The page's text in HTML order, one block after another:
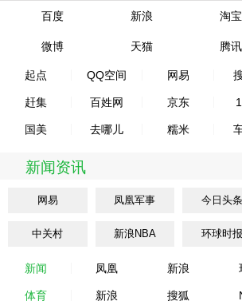
百度 新浪 淘宝
微博 天猫 腾讯
起点 QQ空间 网易
赶集 百姓网 京东
国美 去哪儿 糯米
新闻资讯
网易 凤凰军事 今日头条
中关村 新浪NBA 环球时报
新闻 凤凰 新浪
体育 新浪 搜狐